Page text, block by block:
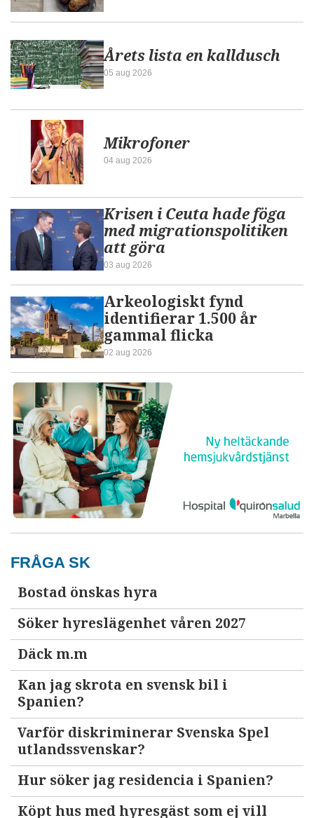
Årets lista en kalldusch
05 aug 2026
Mikrofoner
04 aug 2026
Krisen i Ceuta hade föga
med migrationspolitiken
att göra
03 aug 2026
Arkeologiskt fynd
identifierar 1.500 år
gammal flicka
02 aug 2026
FRÅGA SK
Bostad önskas hyra
Söker hyreslägenhet våren 2027
Däck m.m
Kan jag skrota en svensk bil i
Spanien?
Varför diskriminerar Svenska Spel
utlandssvenskar?
Hur söker jag residencia i Spanien?
Köpt hus med hyresgäst som ej vill